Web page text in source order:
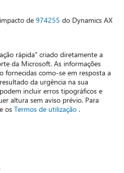
de974255 do Dynamics AX
rápida" criado diretamente a
da Microsoft. As informações
fornecidas como-se em resposta a
da urgência na sua
incluir erros tipográficos e
altura sem aviso prévio. Para
osTermos de utilização .